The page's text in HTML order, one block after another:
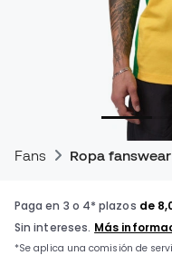
Fans Ropa fanswear